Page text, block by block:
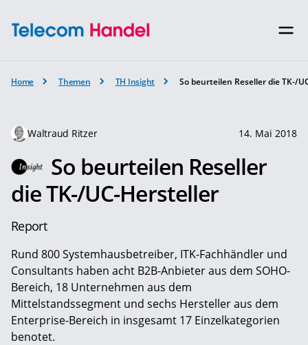
Home Themen TH Insight So beurteilen Reseller die TK-/
Waltraud Ritzer 14. Mai 2018
So beurteilen Reseller
die TK-/UC-Hersteller
Report
Rund 800 Systemhausbetreiber, ITK-Fachhändler und
Consultants haben acht B2B-Anbieter aus dem SOHO-
Bereich, 18 Unternehmen aus dem
Mittelstandssegment und sechs Hersteller aus dem
Enterprise-Bereich in insgesamt 17 Einzelkategorien
benotet.